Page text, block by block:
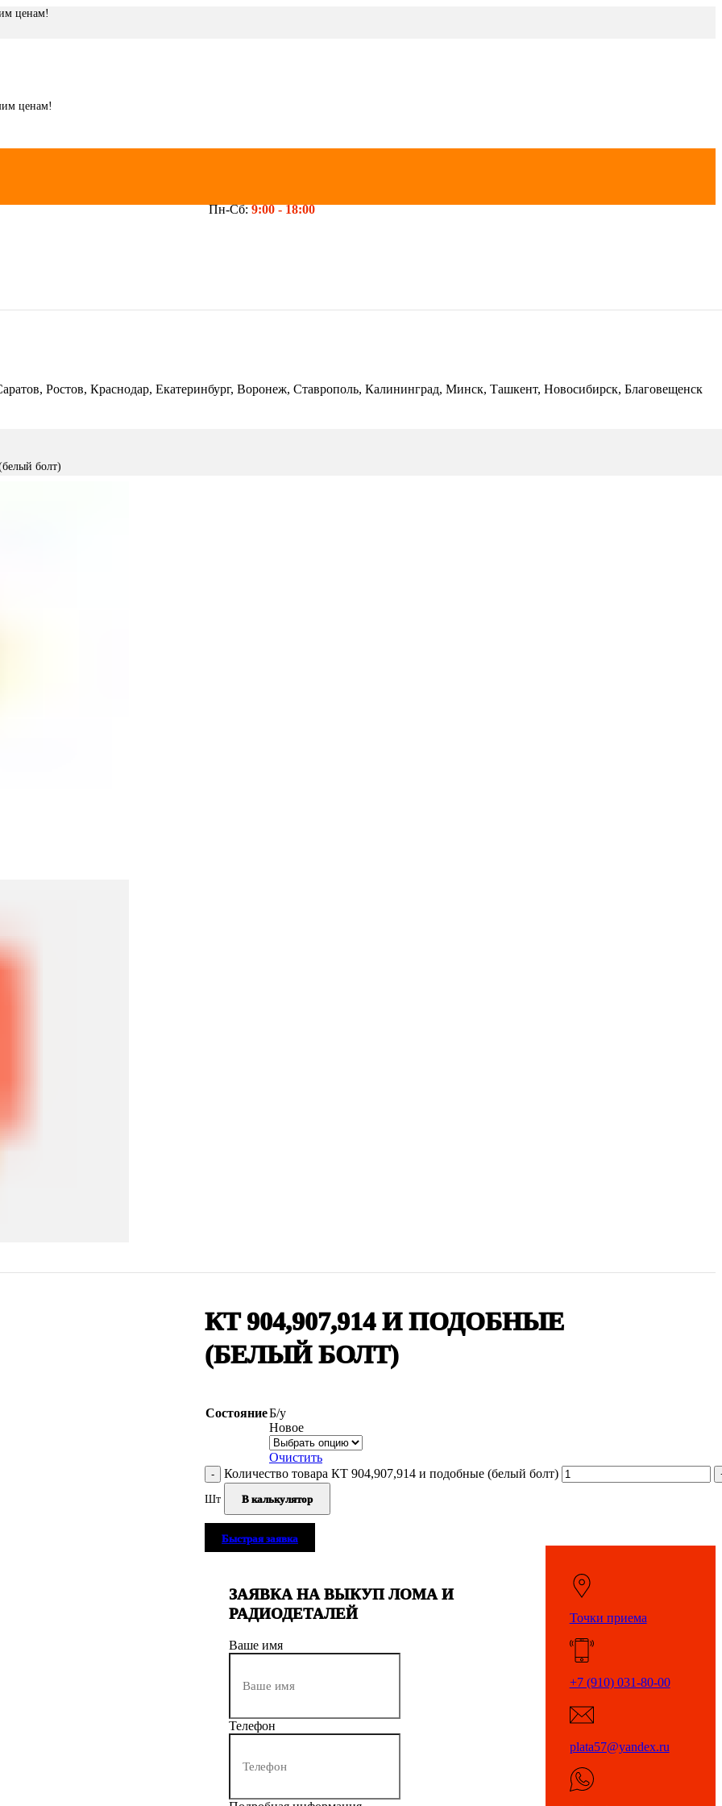
ценам!
ценам!
Пн-Сб:9:00 -18:00
Ростов, Краснодар, Екатеринбург, Воронеж, Ставрополь, Калининград, Минск, Ташкент, Новосибирск, Благовещенск
болт)
КТ 904,907,914 И ПОДОБНЫЕ
(БЕЛЫЙ БОЛТ)
СостояниеБ/у
Новое
Очистить
Количество товара КТ 904,907,914 и подобные (белый болт)
Шт В калькулятор
Быстрая заявка
ЗАЯВКА НА ВЫКУП ЛОМА И
РАДИОДЕТАЛЕЙ
Ваше имя
Телефон
Точки приема
+7 (910) 031-80-00
plata57@yandex.ru